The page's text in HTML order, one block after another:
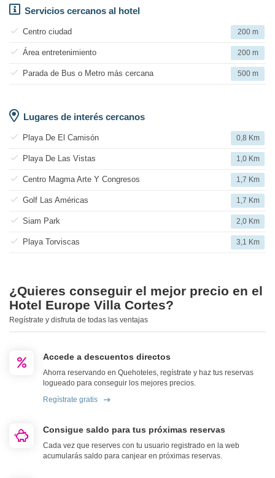
Servicios cercanos al hotel
Centro ciudad 200 m
Área entretenimiento 200 m
Parada de Bus o Metro más cercana 500 m
Lugares de interés cercanos
Playa De El Camisón 0,8 Km
Playa De Las Vistas 1,0 Km
Centro Magma Arte Y Congresos 1,7 Km
Golf Las Américas 1,7 Km
Siam Park 2,0 Km
Playa Torviscas 3,1 Km
¿Quieres conseguir el mejor precio en el
Hotel Europe Villa Cortes?
Regístrate y disfruta de todas las ventajas
Accede a descuentos directos
Ahorra reservando en Quehoteles, regístrate y haz tus reservas
logueado para conseguir los mejores precios.
Regístrate gratis
Consigue saldo para tus próximas reservas
Cada vez que reserves con tu usuario registrado en la web
acumularás saldo para canjear en próximas reservas.